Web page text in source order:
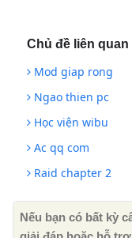
Chủ đề liên
Mod giap rong
Ngao thien pc
Học viện wibu
Ac qq com
Raid chapter 2
Nếu bạn có bất kỳ